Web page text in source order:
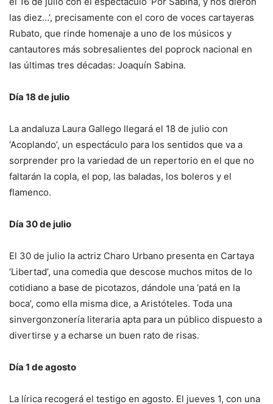
las diez…’, precisamente con el coro de voces cartayeras
Rubato, que rinde homenaje a uno de los músicos y
cantautores más sobresalientes del poprock nacional en
las últimas tres décadas: Joaquín Sabina.
Día 18 de julio
La andaluza Laura Gallego llegará el 18 de julio con
‘Acoplando’, un espectáculo para los sentidos que va a
sorprender pro la variedad de un repertorio en el que no
faltarán la copla, el pop, las baladas, los boleros y el
flamenco.
Día 30 de julio
El 30 de julio la actriz Charo Urbano presenta en Cartaya
‘Libertad’, una comedia que descose muchos mitos de lo
cotidiano a base de picotazos, dándole una ‘patá en la
boca’, como ella misma dice, a Aristóteles. Toda una
sinvergonzonería literaria apta para un público dispuesto a
divertirse y a echarse un buen rato de risas.
Día 1 de agosto
La lírica recogerá el testigo en agosto. El jueves 1, con una